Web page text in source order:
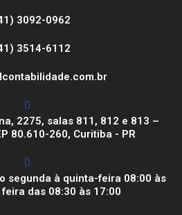
3092-0962
3514-6112
2275, salas 811, 812 e 813 –
80.610-260, Curitiba - PR
segunda à quinta-feira 08:00 às
das 08:30 às 17:00